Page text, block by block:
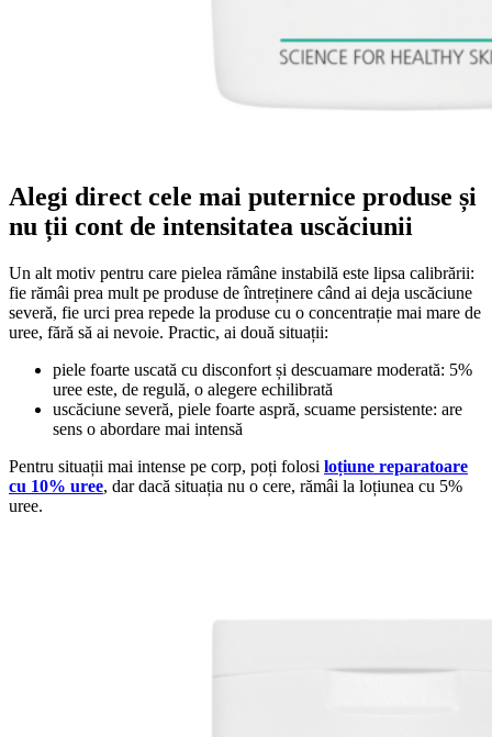
Alegi direct cele mai puternice produse și
nu ții cont de intensitatea uscăciunii
Un alt motiv pentru care pielea rămâne instabilă este lipsa calibrării:
fie rămâi prea mult pe produse de întreținere când ai deja uscăciune
severă, fie urci prea repede la produse cu o concentrație mai mare de
uree, fără să ai nevoie. Practic, ai două situații:
piele foarte uscată cu disconfort și descuamare moderată: 5%
uree este, de regulă, o alegere echilibrată
uscăciune severă, piele foarte aspră, scuame persistente: are
sens o abordare mai intensă
Pentru situații mai intense pe corp, poți folosi loțiune reparatoare
cu 10% uree, dar dacă situația nu o cere, rămâi la loțiunea cu 5%
uree.